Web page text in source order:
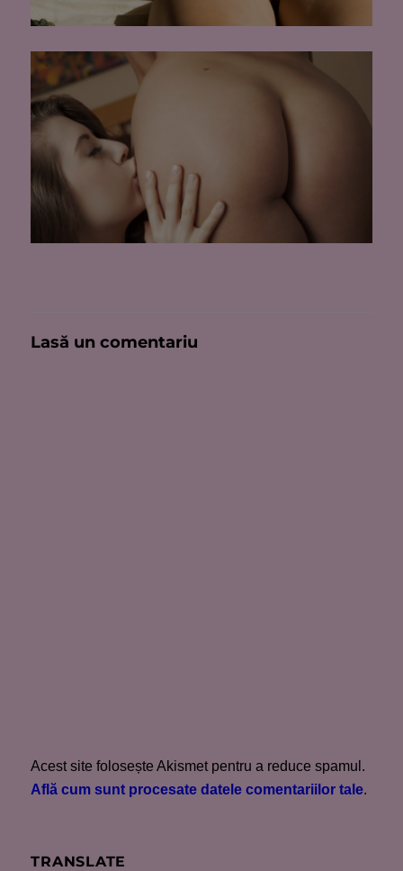
Lasă un comentariu
Acest site folosește Akismet pentru a reduce spamul.
Află cum sunt procesate datele comentariilor tale.
TRANSLATE